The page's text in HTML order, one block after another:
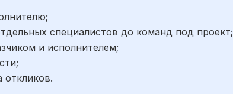
специалистов до команд под проект;
и исполнителем;
откликов.